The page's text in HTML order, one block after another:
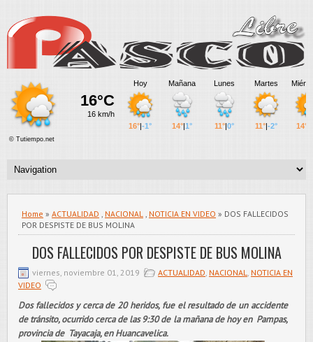
Home » ACTUALIDAD , NACIONAL , NOTICIA EN VIDEO » DOS FALLECIDOS
POR DESPISTE DE BUS MOLINA
DOS FALLECIDOS POR DESPISTE DE BUS MOLINA
viernes, noviembre 01, 2019 ACTUALIDAD, NACIONAL, NOTICIA EN
VIDEO
Dos fallecidos y cerca de 20 heridos, fue el resultado de un accidente
de tránsito, ocurrido cerca de las 9:30 de la mañana de hoy en Pampas,
provincia de Tayacaja, en Huancavelica.